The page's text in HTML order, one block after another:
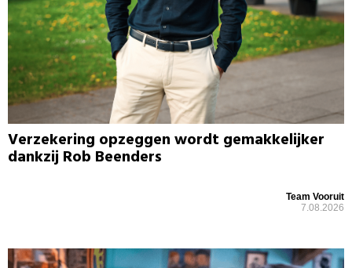
Verzekering opzeggen wordt gemakkelijker
dankzij Rob Beenders
Team Vooruit
7.08.2026